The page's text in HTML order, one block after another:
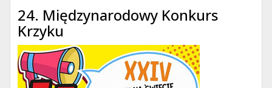
24. Międzynarodowy Konkurs
Krzyku